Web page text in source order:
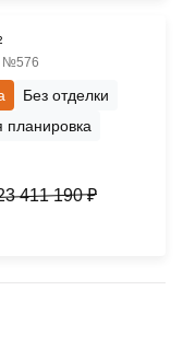
№576
Без отделки
планировка
411 190 ₽